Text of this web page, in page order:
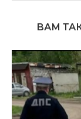
ВАМ